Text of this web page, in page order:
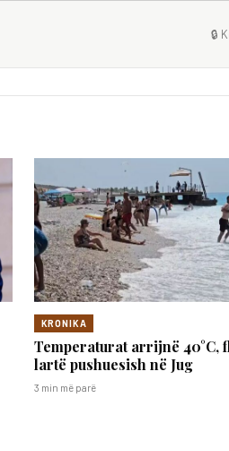
🔒
KRONIKA
Temperaturat arrijnë 40°C,
lartë pushuesish në Jug
3 min më parë